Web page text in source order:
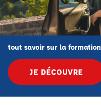
tout savoir sur la formation
JE DÉCOUVRE